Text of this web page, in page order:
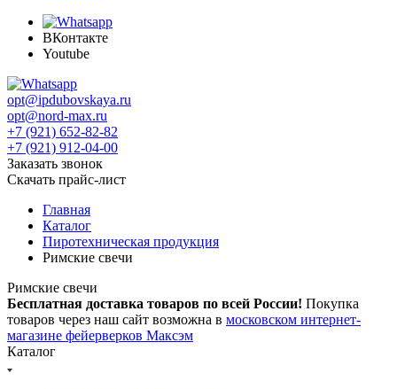
ВКонтакте
Youtube
opt@ipdubovskaya.ru
opt@nord-max.ru
+7 (921) 652-82-82
+7 (921) 912-04-00
Заказать звонок
Скачать прайс-лист
Главная
Каталог
Пиротехническая продукция
Римские свечи
Римские свечи
Бесплатная доставка товаров по всей России! Покупка
товаров через наш сайт возможна в московском интернет-
магазине фейерверков Максэм
Каталог